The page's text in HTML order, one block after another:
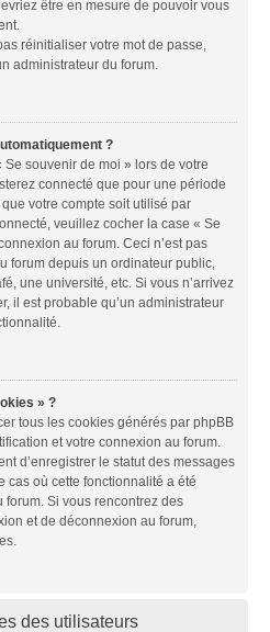
être en mesure de pouvoir vous
réinitialiser votre mot de passe,
administrateur du forum.
?
souvenir de moi » lors de votre
connecté que pour une période
votre compte soit utilisé par
veuillez cocher la case « Se
au forum. Ceci n’est pas
forum depuis un ordinateur public,
une université, etc. Si vous n’arrivez
il est probable qu’un administrateur
» ?
tous les cookies générés par phpBB
et votre connexion au forum.
d’enregistrer le statut des messages
cas où cette fonctionnalité a été
Si vous rencontrez des
et de déconnexion au forum,
des utilisateurs